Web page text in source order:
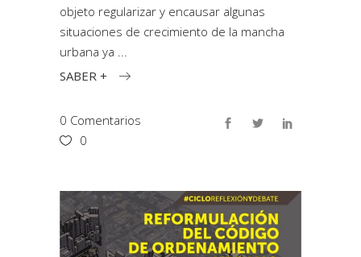
objeto regularizar y encausar algunas
situaciones de crecimiento de la mancha
urbana ya
SABER +
0 Comentarios
0